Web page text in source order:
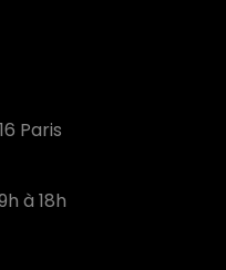
Paris
à 18h